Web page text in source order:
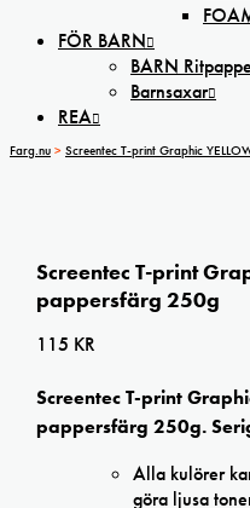
FÖR BARN
BARN
Barnsaxar
REA
Farg.nu > Screentec T-print Graphic
Screentec T-print
pappersfärg 250g
115 KR
Screentec T-print
pappersfärg 250g.
Alla kulörer
göra ljusa